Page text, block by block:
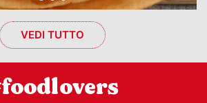
VEDI TUTTO